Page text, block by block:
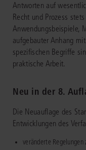
Antworten auf
Recht und Prozess
Anwendungsbeispiele,
aufgebauter Anhang
spezifischen Begriffe
praktische Arbeit.
Neu in der 8.
Die Neuauflage des
Entwicklungen des
veränderte